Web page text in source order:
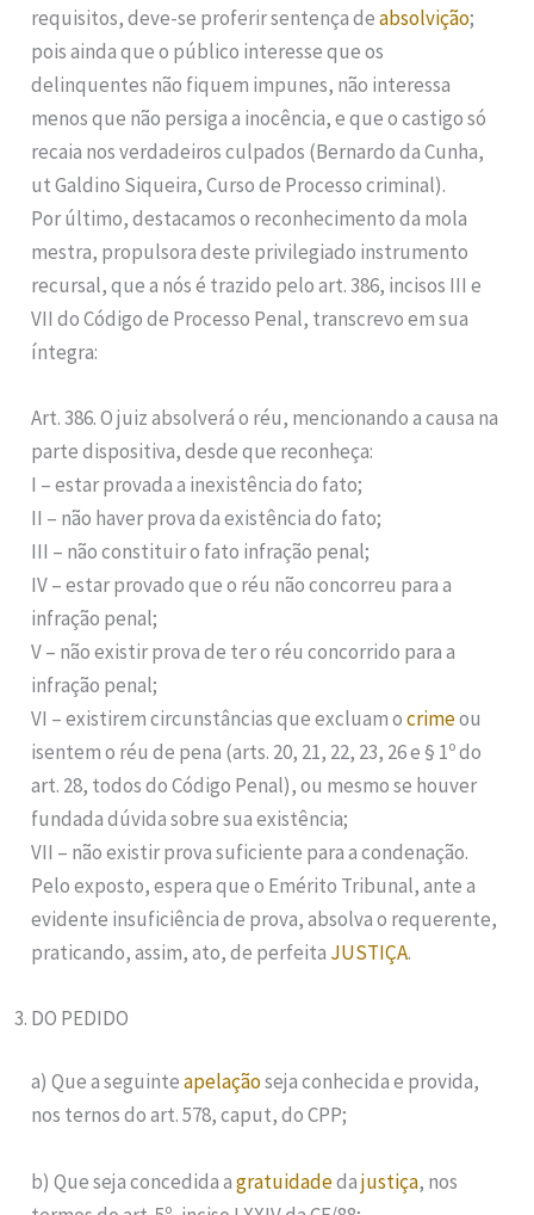
requisitos, deve-se proferir sentença deabsolvição;
pois ainda que o público interesse que os
delinquentes não fiquem impunes, não interessa
menos que não persiga a inocência, e que o castigo só
recaia nos verdadeiros culpados (Bernardo da Cunha,
ut Galdino Siqueira, Curso de Processo criminal).
Por último, destacamos o reconhecimento da mola
mestra, propulsora deste privilegiado instrumento
recursal, que a nós é trazido pelo art. 386, incisos III e
VII do Código de Processo Penal, transcrevo em sua
íntegra:
Art. 386. O juiz absolverá o réu, mencionando a causa na
parte dispositiva, desde que reconheça:
I – estar provada a inexistência do fato;
II – não haver prova da existência do fato;
III – não constituir o fato infração penal;
IV – estar provado que o réu não concorreu para a
infração penal;
V – não existir prova de ter o réu concorrido para a
infração penal;
VI – existirem circunstâncias que excluam ocrimeou
isentem o réu de pena (arts. 20, 21, 22, 23, 26 e § 1º do
art. 28, todos do Código Penal), ou mesmo se houver
fundada dúvida sobre sua existência;
VII – não existir prova suficiente para a condenação.
Pelo exposto, espera que o Emérito Tribunal, ante a
evidente insuficiência de prova, absolva o requerente,
praticando, assim, ato, de perfeita JUSTIÇA.
DO PEDIDO
a) Que a seguinteapelaçãoseja conhecida e provida,
nos ternos do art. 578, caput, do CPP;
b) Que seja concedida agratuidadedajustiça, nos